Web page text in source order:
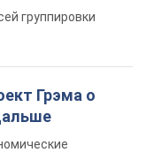
группировки
Грэма о